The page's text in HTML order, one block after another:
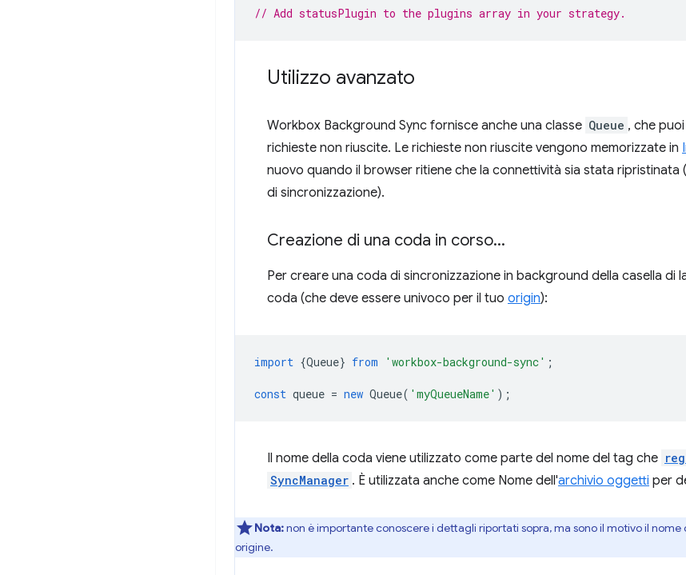
// Add statusPlugin to the plugins array in your strategy.
Utilizzo avanzato
Workbox Background Sync fornisce anche una classe Queue , che
richieste non riuscite. Le richieste non riuscite vengono memorizzate in
nuovo quando il browser ritiene che la connettività sia stata ripristinata
di sincronizzazione).
Creazione di una coda in corso...
Per creare una coda di sincronizzazione in background della casella di
coda (che deve essere univoco per il tuo origin):
import {Queue} from 'workbox-background-sync' ;
const queue = new Queue( 'myQueueName' );
Il nome della coda viene utilizzato come parte del nome del tag che
SyncManager . È utilizzata anche come Nome dell'archivio oggetti per
Nota:non è importante conoscere i dettagli riportati sopra, ma sono il motivo il
origine.